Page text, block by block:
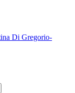
Di Gregorio-